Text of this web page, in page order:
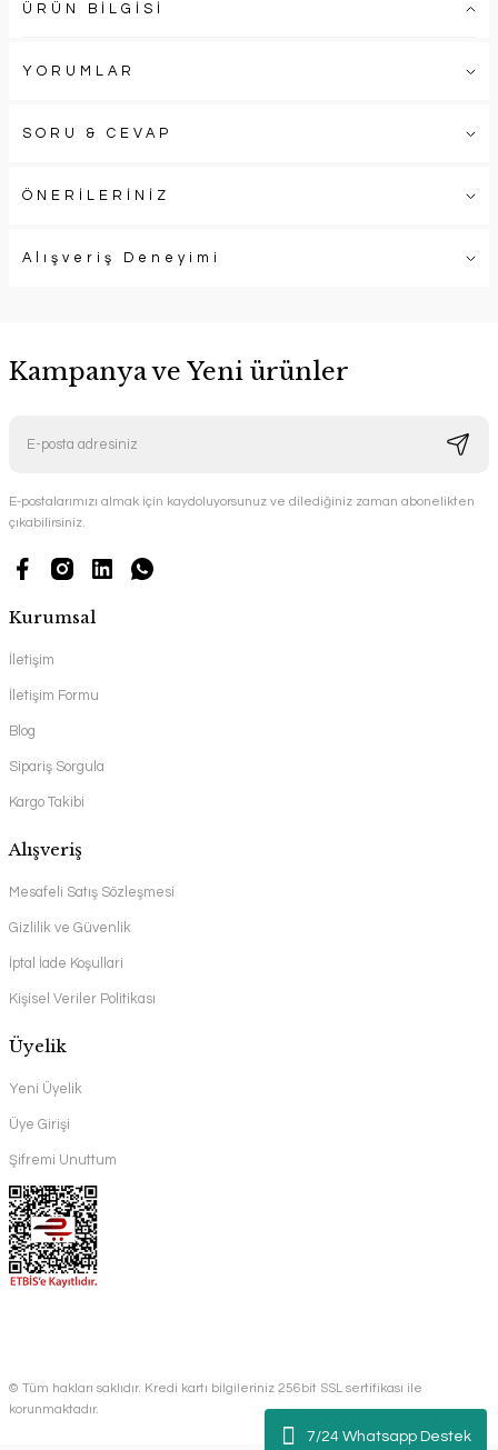
7/24 Whatsapp Destek
ÜRÜN BİLGİSİ
YORUMLAR
SORU & CEVAP
ÖNERİLERİNİZ
Alışveriş Deneyimi
Kampanya ve Yeni ürünler
E-postalarımızı almak için kaydoluyorsunuz ve dilediğiniz zaman abonelikten
çıkabilirsiniz.
Kurumsal
İletişim
İletişim Formu
Blog
Sipariş Sorgula
Kargo Takibi
Alışveriş
Mesafeli Satış Sözleşmesi
Gizlilik ve Güvenlik
İptal İade Koşullari
Kişisel Veriler Politikası
Üyelik
Yeni Üyelik
Üye Girişi
Şifremi Unuttum
© Tüm hakları saklıdır. Kredi kartı bilgileriniz 256bit SSL sertifikası ile
korunmaktadır.